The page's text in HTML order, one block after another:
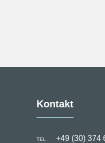
Kontakt
TEL +49 (30) 374